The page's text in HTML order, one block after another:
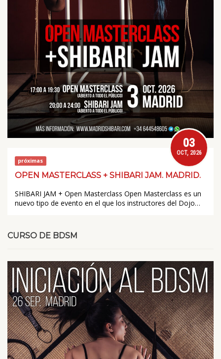
próximas
03
OCT, 2026
OPEN MASTERCLASS + SHIBARI JAM. MADRID.
SHIBARI JAM + Open Masterclass Open Masterclass es un
nuevo tipo de evento en el que los instructores del Dojo…
CURSO DE BDSM